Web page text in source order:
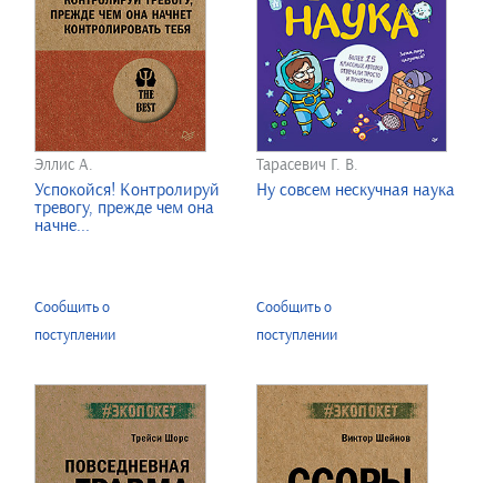
Эллис А.
Успокойся! Контролируй
тревогу, прежде чем она
начне...
Сообщить о
поступлении
Тарасевич Г. В.
Ну совсем нескучная наука
Сообщить о
поступлении